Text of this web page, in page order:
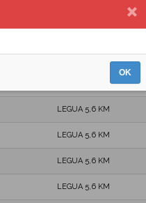
LEGUA 5,6 KM
LEGUA 5,6 KM
LEGUA 5,6 KM
LEGUA 5,6 KM
LEGUA 5,6 KM
LEGUA 5,6 KM
OK